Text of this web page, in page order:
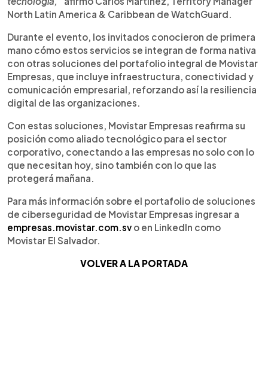
North Latin America & Caribbean de WatchGuard.
Durante el evento, los invitados conocieron de primera
mano cómo estos servicios se integran de forma nativa
con otras soluciones del portafolio integral de Movistar
Empresas, que incluye infraestructura, conectividad y
comunicación empresarial, reforzando así la resiliencia
digital de las organizaciones.
Con estas soluciones, Movistar Empresas reafirma su
posición como aliado tecnológico para el sector
corporativo, conectando a las empresas no solo con lo
que necesitan hoy, sino también con lo que las
protegerá mañana.
Para más información sobre el portafolio de soluciones
de ciberseguridad de Movistar Empresas ingresar a
empresas.movistar.com.sv o en LinkedIn como
Movistar El Salvador.
VOLVER A LA PORTADA